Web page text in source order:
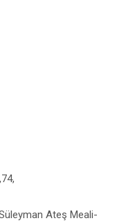
Ateş Meali-